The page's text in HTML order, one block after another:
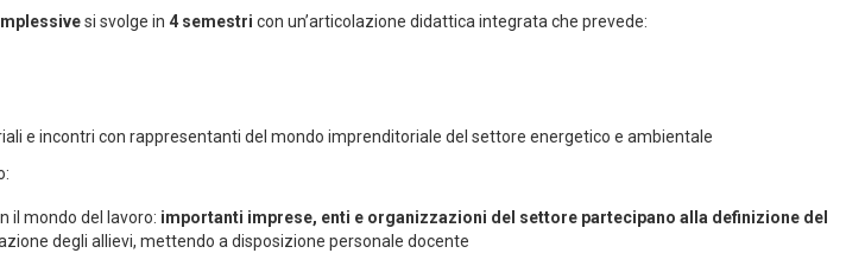
si svolge in4 semestri con un’articolazione didattica integrata che prevede:
e incontri con rappresentanti del mondo imprenditoriale del settore energetico e ambientale
il mondo del lavoro: importanti imprese, enti e organizzazioni del settore partecipano alla definizione del
degli allievi, mettendo a disposizione personale docente